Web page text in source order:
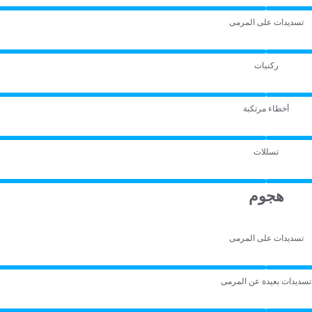
تسديدات على المرمى
ركنيات
أخطاء مرتكبة
تسللات
هجوم
تسديدات على المرمى
تسديدات بعيدة عن المرمى